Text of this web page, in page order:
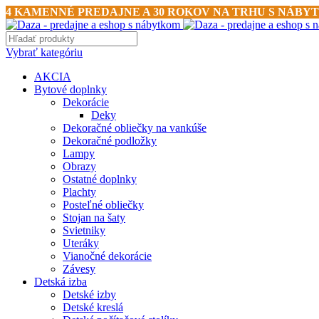
4 KAMENNÉ PREDAJNE A 30 ROKOV NA TRHU S
Vybrať kategóriu
AKCIA
Bytové doplnky
Dekorácie
Deky
Dekoračné obliečky na vankúše
Dekoračné podložky
Lampy
Obrazy
Ostatné doplnky
Plachty
Posteľné obliečky
Stojan na šaty
Svietniky
Uteráky
Vianočné dekorácie
Závesy
Detská izba
Detské izby
Detské kreslá